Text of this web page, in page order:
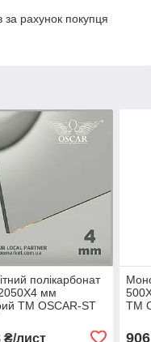
рахунок покупця
полікарбонат
мм
TM OSCAR-ST
₴/лист
TM
906